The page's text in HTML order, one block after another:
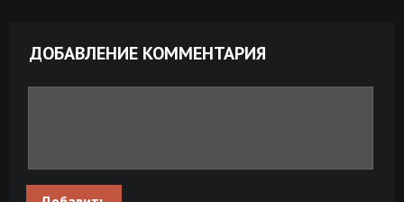
ДОБАВЛЕНИЕ КОММЕНТАРИЯ